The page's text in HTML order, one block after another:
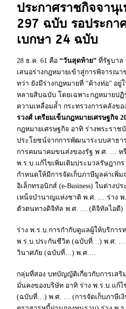
ประกาศราชกิจจานุ
297 ฉบับ รอประกา
เบกษา 24 ฉบับ
28 ธ.ค. 61 คือ “วันสุดท้าย” ที่รัฐบาล
เสนอร่างกฎหมายเข้าสู่การพิจาร
ทว่า ยังมีร่างกฎหมายที่ “ค้างท่อ” อ
หลายสิบฉบับ โดยเฉพาะกฎหมายปฏิ
ความเหลื่อมล้ำ กระทรวงการคลังขอ
รวงศ์ เตรียมเข็นกฎหมายเศรษฐกิจ
กฎหมายเศรษฐกิจ อาทิ ร่างพระรา
ประโยชน์จากการพัฒนาระบบสาธ
การคมนาคมขนส่งของรัฐ พ.ศ. … หรื
พ.ร.บ.แก้ไขเพิ่มเติมประมวลรัษฎา
กำหนดให้มีการจัดเก็บภาษีมูลค่าเพิ่ม
อิเล็กทรอนิกส์ (e-Business) ในต่างป
เหน็จบํานาญแห่งชาติ พ.ศ. … ร่าง
ตัวตนทางดิจิทัล พ.ศ. … (ดิจิทัลไอดี)
ร่าง พ.ร.บ.การกำกับดูแลผู้ให้บริการ
พ.ร.บ.ประกันชีวิต (ฉบับที่…) พ.ศ. …
วินาศภัย (ฉบับที่…) พ.ศ….
กลุ่มที่สอง บทบัญญัติเกี่ยวกับการเสริ
มั่นคงของบริษัท อาทิ ร่าง พ.ร.บ.แก้ไ
(ฉบับที่…) พ.ศ. … (การจัดเก็บภาษีเงิ